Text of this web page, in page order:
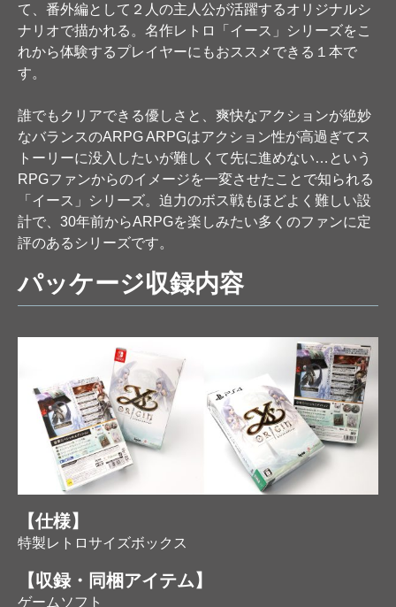
て、番外編として２人の主人公が活躍するオリジナルシ
ナリオで描かれる。名作レトロ「イース」シリーズをこ
れから体験するプレイヤーにもおススメできる１本で
す。
誰でもクリアできる優しさと、爽快なアクションが絶妙
なバランスのARPG ARPGはアクション性が高過ぎてス
トーリーに没入したいが難しくて先に進めない…という
RPGファンからのイメージを一変させたことで知られる
「イース」シリーズ。迫力のボス戦もほどよく難しい設
計で、30年前からARPGを楽しみたい多くのファンに定
評のあるシリーズです。
パッケージ収録内容
【仕様】
特製レトロサイズボックス
【収録・同梱アイテム】
ゲームソフト